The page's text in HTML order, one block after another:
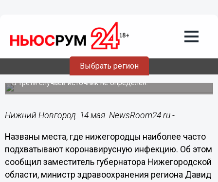
Выбрать регион
14.05.202014:59
Семья названа основным источником
COVID-заражения нижегородцев
В трети случаев источник не определен.
Нижний Новгород. 14 мая. NewsRoom24.ru -
Названы места, где нижегородцы наиболее часто
подхватывают коронавирусную инфекцию. Об этом
сообщил заместитель губернатора Нижегородской
области, министр здравоохранения региона Давид